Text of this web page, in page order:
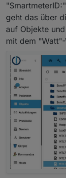
geht das über
auf Objekte
mit dem